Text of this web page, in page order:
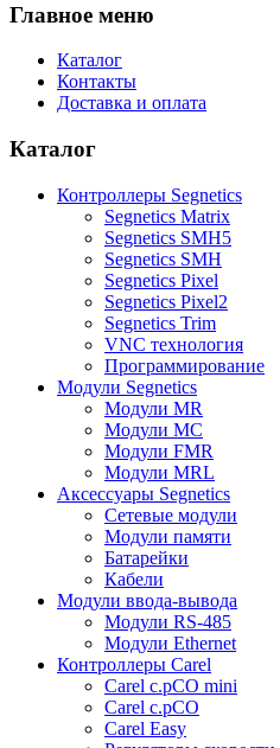
Главное меню
Каталог
Контакты
Доставка и оплата
Каталог
Контроллеры Segnetics
Segnetics Matrix
Segnetics SMH5
Segnetics SMH
Segnetics Pixel
Segnetics Pixel2
Segnetics Trim
VNC технология
Программирование
Модули Segnetics
Модули MR
Модули MC
Модули FMR
Модули MRL
Аксессуары Segnetics
Сетевые модули
Модули памяти
Батарейки
Кабели
Модули ввода-вывода
Модули RS-485
Модули Ethernet
Контроллеры Carel
Carel c.pCO mini
Carel c.pCO
Carel Easy